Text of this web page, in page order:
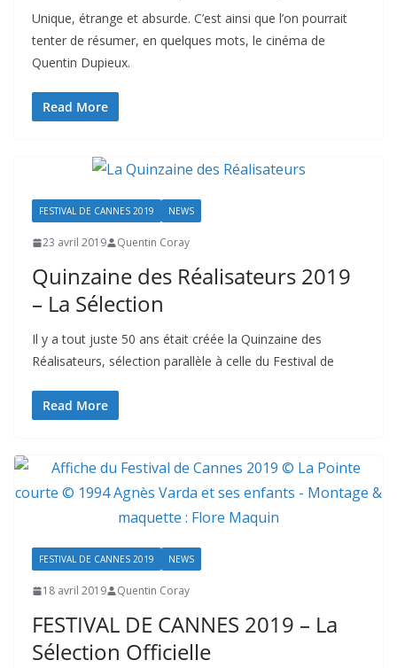
Unique, étrange et absurde. C’est ainsi que l’on pourrait
tenter de résumer, en quelques mots, le cinéma de
Quentin Dupieux.
Read More
FESTIVAL DE CANNES 2019 NEWS
23 avril 2019 Quentin Coray
Quinzaine des Réalisateurs 2019
– La Sélection
Il y a tout juste 50 ans était créée la Quinzaine des
Réalisateurs, sélection parallèle à celle du Festival de
Read More
FESTIVAL DE CANNES 2019 NEWS
18 avril 2019 Quentin Coray
FESTIVAL DE CANNES 2019 – La
Sélection Officielle